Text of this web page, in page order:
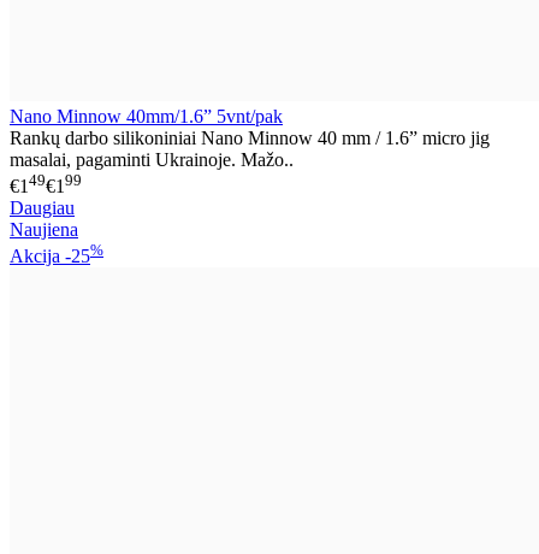
Nano Minnow 40mm/1.6” 5vnt/pak
Rankų darbo silikoniniai Nano Minnow 40 mm / 1.6” micro jig
masalai, pagaminti Ukrainoje. Mažo..
€1 49€1 99
Daugiau
Naujiena
Akcija -25%